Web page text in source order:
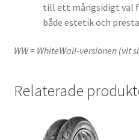
till ett mångsidigt val
både estetik och
WW = WhiteWall-versionen (vit
Relaterade